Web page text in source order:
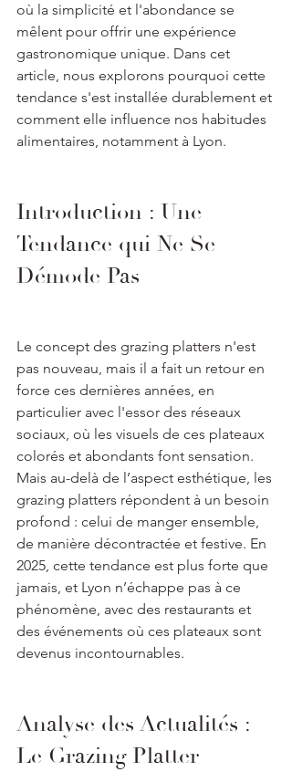
où la simplicité et l'abondance se
mêlent pour offrir une expérience
gastronomique unique. Dans cet
article, nous explorons pourquoi cette
tendance s'est installée durablement et
comment elle influence nos habitudes
alimentaires, notamment à Lyon.
Introduction : Une
Tendance qui Ne Se
Démode Pas
Le concept des grazing platters n'est
pas nouveau, mais il a fait un retour en
force ces dernières années, en
particulier avec l'essor des réseaux
sociaux, où les visuels de ces plateaux
colorés et abondants font sensation.
Mais au-delà de l’aspect esthétique, les
grazing platters répondent à un besoin
profond : celui de manger ensemble,
de manière décontractée et festive. En
2025, cette tendance est plus forte que
jamais, et Lyon n’échappe pas à ce
phénomène, avec des restaurants et
des événements où ces plateaux sont
devenus incontournables.
Analyse des Actualités :
Le Grazing Platter